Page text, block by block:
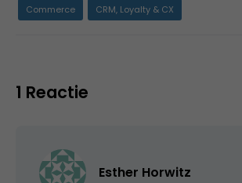
Commerce CRM, Loyalty & CX
1 Reactie
Esther Horwitz